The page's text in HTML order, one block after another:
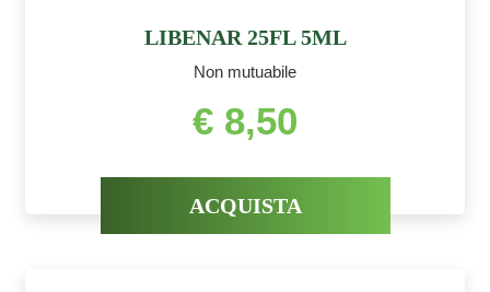
LIBENAR 25FL 5ML
Non mutuabile
€ 8,50
ACQUISTA